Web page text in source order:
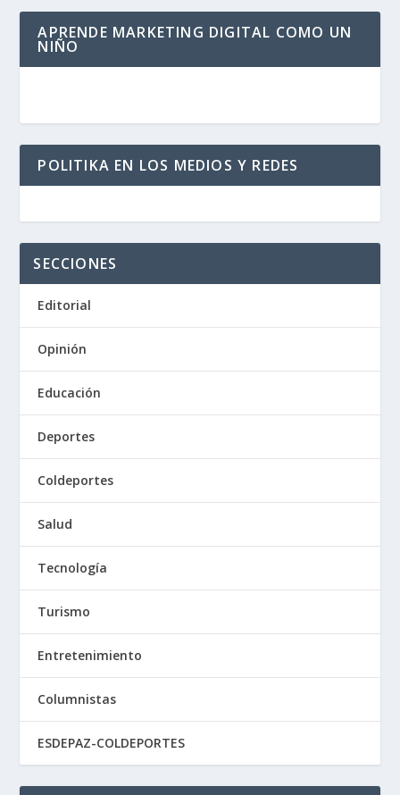
APRENDE MARKETING DIGITAL COMO UN
NIÑO
POLITIKA EN LOS MEDIOS Y REDES
SECCIONES
Editorial
Opinión
Educación
Deportes
Coldeportes
Salud
Tecnología
Turismo
Entretenimiento
Columnistas
ESDEPAZ-COLDEPORTES